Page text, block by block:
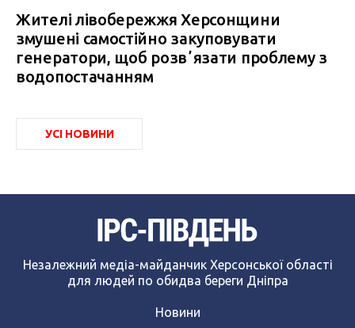
Жителі лівобережжя Херсонщини
змушені самостійно закуповувати
генератори, щоб розвʼязати проблему з
водопостачанням
УСІ НОВИНИ
Незалежний медіа-майданчик Херсонської області
для людей по обидва береги Дніпра
Новини